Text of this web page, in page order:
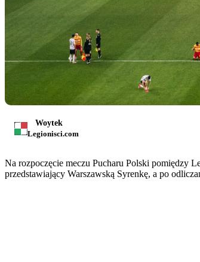
Woytek
Legionisci.com
Na rozpoczęcie meczu Pucharu Polski pomiędzy
przedstawiający Warszawską Syrenkę, a po